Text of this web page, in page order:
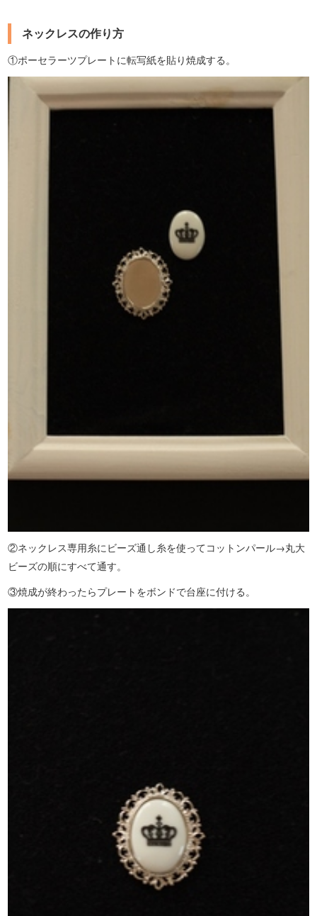
ネックレスの作り方
①ポーセラーツプレートに転写紙を貼り焼成する。
②ネックレス専用糸にビーズ通し糸を使ってコットンパール→丸大
ビーズの順にすべて通す。
③焼成が終わったらプレートをボンドで台座に付ける。